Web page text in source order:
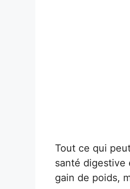
Tout ce qui
santé digestive
gain de poids,